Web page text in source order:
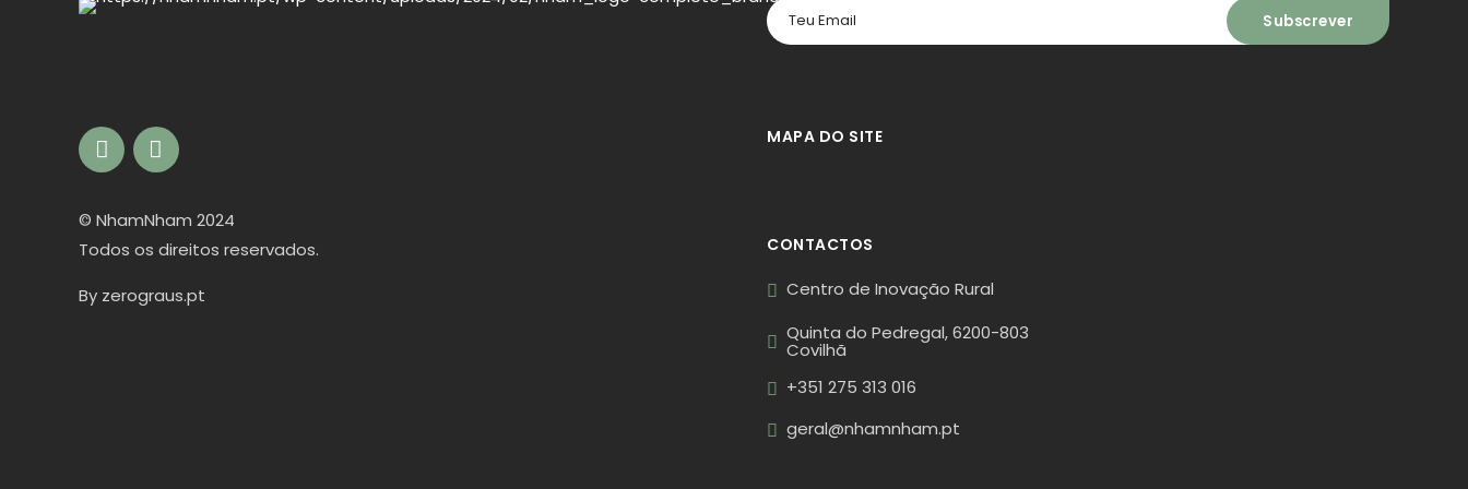
© NhamNham 2024
Todos os direitos reservados.
By zerograus.pt
MAPA DO SITE
CONTACTOS
Centro de Inovação Rural
Quinta do Pedregal, 6200-803
Covilhã
+351 275 313 016
geral@nhamnham.pt